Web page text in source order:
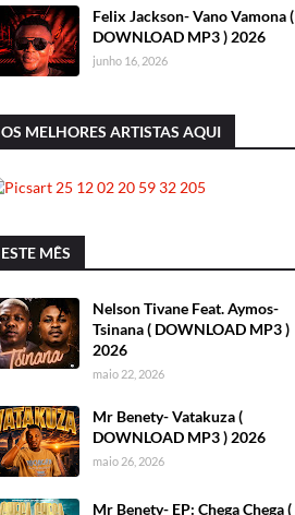
Felix Jackson- Vano Vamona (
DOWNLOAD MP3 ) 2026
junho 16, 2026
OS MELHORES ARTISTAS AQUI
ESTE MÊS
Nelson Tivane Feat. Aymos-
Tsinana ( DOWNLOAD MP3 )
2026
maio 22, 2026
Mr Benety- Vatakuza (
DOWNLOAD MP3 ) 2026
maio 26, 2026
Mr Benety- EP: Chega Chega (